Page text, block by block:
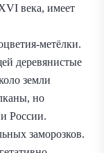
века, имеет
метёлки.
деревянистые
земли
но
России.
заморозков.